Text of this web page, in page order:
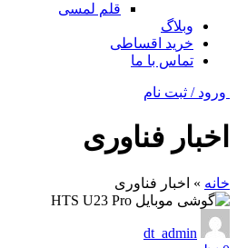
قلم لمسی
وبلاگ
خرید اقساطی
تماس با ما
ورود / ثبت نام
اخبار فناوری
خانه » اخبار فناوری
dt_admin